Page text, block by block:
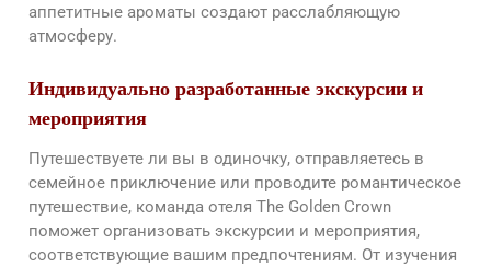
аппетитные ароматы создают расслабляющую
атмосферу.
Индивидуально разработанные экскурсии и
мероприятия
Путешествуете ли вы в одиночку, отправляетесь в
семейное приключение или проводите романтическое
путешествие, команда отеля The Golden Crown
поможет организовать экскурсии и мероприятия,
соответствующие вашим предпочтениям. От изучения